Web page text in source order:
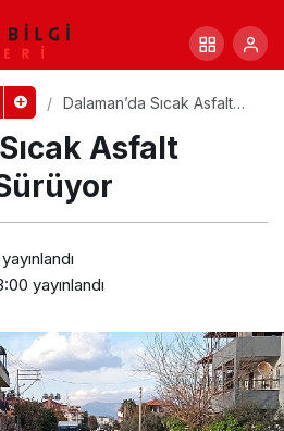
Dalaman’da Sıcak Asfalt
Asfalt
yayınlandı
iş dünyasının